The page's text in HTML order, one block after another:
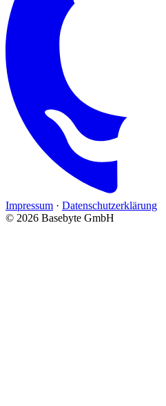
Impressum · Datenschutzerklärung
© 2026 Basebyte GmbH